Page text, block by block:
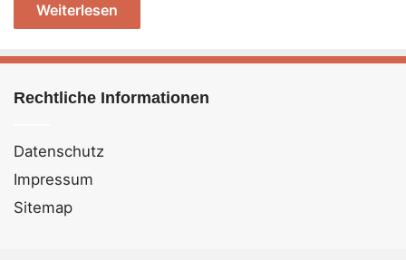
Weiterlesen
Rechtliche Informationen
Datenschutz
Impressum
Sitemap